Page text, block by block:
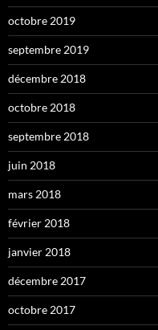
octobre 2019
septembre 2019
décembre 2018
octobre 2018
septembre 2018
juin 2018
mars 2018
février 2018
janvier 2018
décembre 2017
octobre 2017